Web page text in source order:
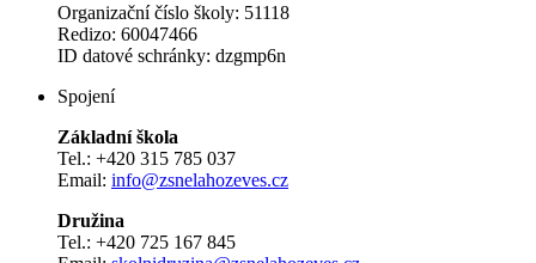
Organizační číslo školy: 51118
Redizo: 60047466
ID datové schránky: dzgmp6n
Spojení
Základní škola
Tel.: +420 315 785 037
Email: info@zsnelahozeves.cz
Družina
Tel.: +420 725 167 845